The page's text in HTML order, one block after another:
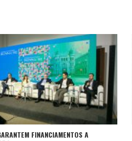
FINANCIAMENTOS A